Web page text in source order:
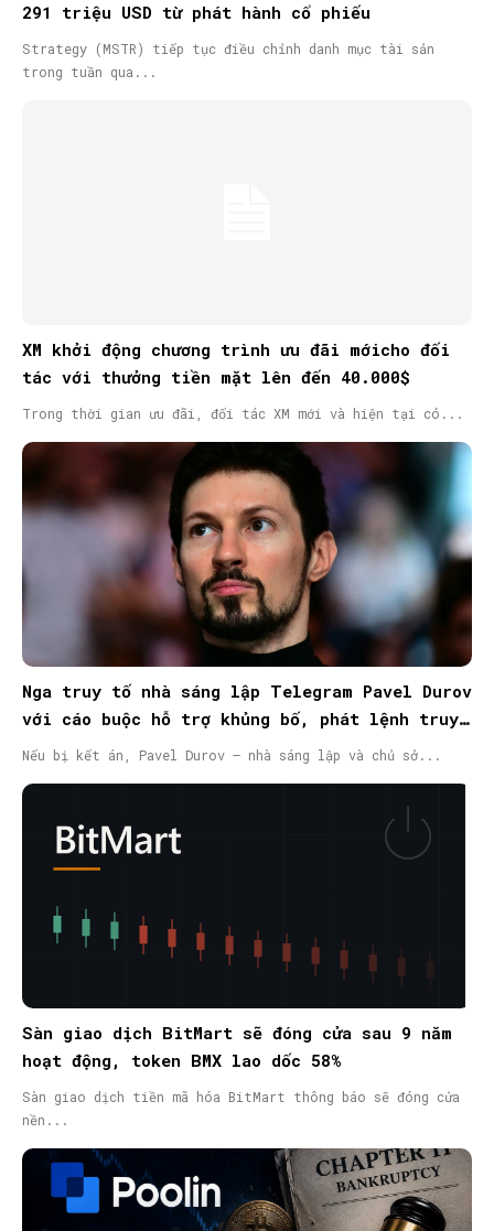
291 triệu USD từ phát hành cổ phiếu
Strategy (MSTR) tiếp tục điều chỉnh danh mục tài sản
trong tuần qua...
XM khởi động chương trình ưu đãi mớicho đối
tác với thưởng tiền mặt lên đến 40.000$
Trong thời gian ưu đãi, đối tác XM mới và hiện tại có...
Nga truy tố nhà sáng lập Telegram Pavel Durov
với cáo buộc hỗ trợ khủng bố, phát lệnh truy
nã quốc tế
Nếu bị kết án, Pavel Durov – nhà sáng lập và chủ sở...
Sàn giao dịch BitMart sẽ đóng cửa sau 9 năm
hoạt động, token BMX lao dốc 58%
Sàn giao dịch tiền mã hóa BitMart thông báo sẽ đóng cửa
nền...